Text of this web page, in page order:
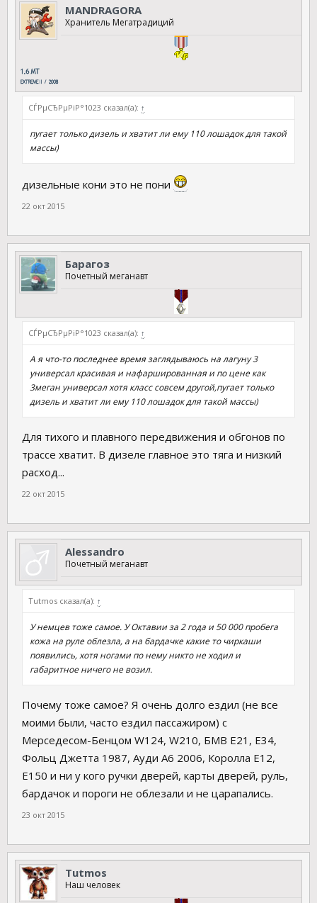
MANDRAGORA
Хранитель Мегатрадиций
СЃРµСЂРµРіР°1023 сказал(а): ↑
пугает только дизель и хватит ли ему 110 лошадок для такой
массы)
дизельные кони это не пони
22 окт 2015
Барагоз
Почетный меганавт
СЃРµСЂРµРіР°1023 сказал(а): ↑
А я что-то последнее время заглядываюсь на лагуну 3
универсал красивая и нафаршированная и по цене как
3меган универсал хотя класс совсем другой,пугает только
дизель и хватит ли ему 110 лошадок для такой массы)
Для тихого и плавного передвижения и обгонов по
трассе хватит. В дизеле главное это тяга и низкий
расход...
22 окт 2015
Alessandro
Почетный меганавт
Tutmos сказал(а): ↑
У немцев тоже самое. У Октавии за 2 года и 50 000 пробега
кожа на руле облезла, а на бардачке какие то чиркаши
появились, хотя ногами по нему никто не ходил и
габаритное ничего не возил.
Почему тоже самое? Я очень долго ездил (не все
моими были, часто ездил пассажиром) с
Мерседесом-Бенцом W124, W210, БМВ Е21, Е34,
Фольц Джетта 1987, Ауди А6 2006, Королла Е12,
Е150 и ни у кого ручки дверей, карты дверей, руль,
бардачок и пороги не облезали и не царапались.
23 окт 2015
Tutmos
Наш человек